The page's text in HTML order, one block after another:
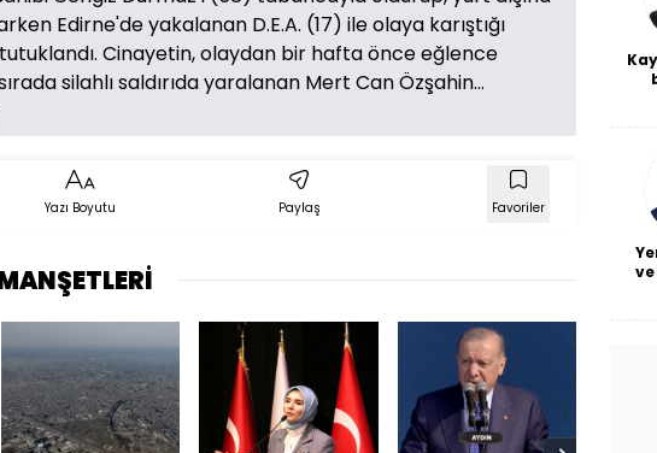
Edirne'de yakalanan D.E.A. (17) ile olaya karıştığı
Cinayetin, olaydan bir hafta önce eğlence
silahlı saldırıda yaralanan Mert Can Özşahin...
Yazı Boyutu Paylaş Favoriler